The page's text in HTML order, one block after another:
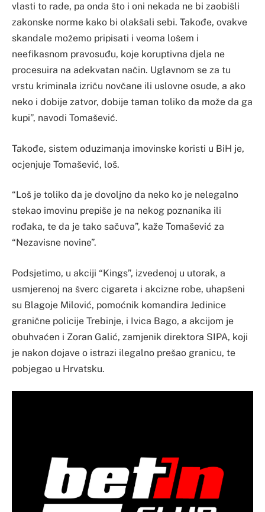
vlasti to rade, pa onda što i oni nekada ne bi zaobišli
zakonske norme kako bi olakšali sebi. Takođe, ovakve
skandale možemo pripisati i veoma lošem i
neefikasnom pravosuđu, koje koruptivna djela ne
procesuira na adekvatan način. Uglavnom se za tu
vrstu kriminala izriču novčane ili uslovne osude, a ako
neko i dobije zatvor, dobije taman toliko da može da ga
kupi”, navodi Tomašević.
Takođe, sistem oduzimanja imovinske koristi u BiH je,
ocjenjuje Tomašević, loš.
“Loš je toliko da je dovoljno da neko ko je nelegalno
stekao imovinu prepiše je na nekog poznanika ili
rođaka, te da je tako sačuva”, kaže Tomašević za
“Nezavisne novine”.
Podsjetimo, u akciji “Kings”, izvedenoj u utorak, a
usmjerenoj na šverc cigareta i akcizne robe, uhapšeni
su Blagoje Milović, pomoćnik komandira Jedinice
granične policije Trebinje, i Ivica Bago, a akcijom je
obuhvaćen i Zoran Galić, zamjenik direktora SIPA, koji
je nakon dojave o istrazi ilegalno prešao granicu, te
pobjegao u Hrvatsku.